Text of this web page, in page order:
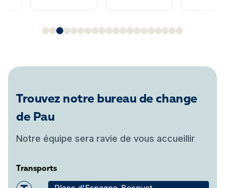
Trouvez notre bureau de change
de Pau
Notre équipe sera ravie de vous accueillir
Transports